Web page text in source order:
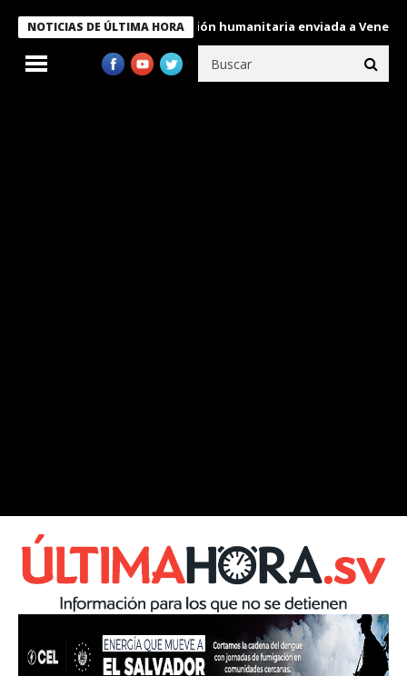
NOTICIAS DE ÚLTIMA HORA
a miembros de la misión humanitaria enviada a Venezuela